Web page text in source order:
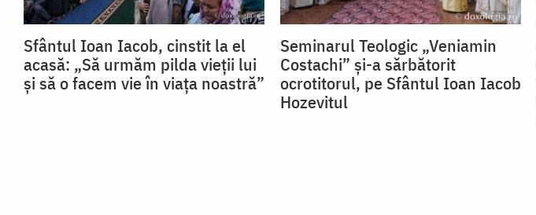
Sfântul Ioan Iacob, cinstit la el
acasă: „Să urmăm pilda vieții lui
și să o facem vie în viața noastră”
Seminarul Teologic „Veniamin
Costachi” și-a sărbătorit
ocrotitorul, pe Sfântul Ioan Iacob
Hozevitul